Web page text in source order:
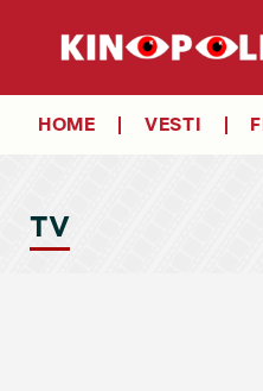
HOME VESTI
TV